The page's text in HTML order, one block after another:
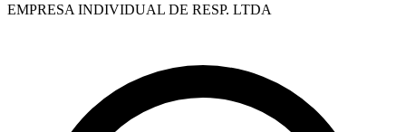
EMPRESA INDIVIDUAL DE RESP. LTDA